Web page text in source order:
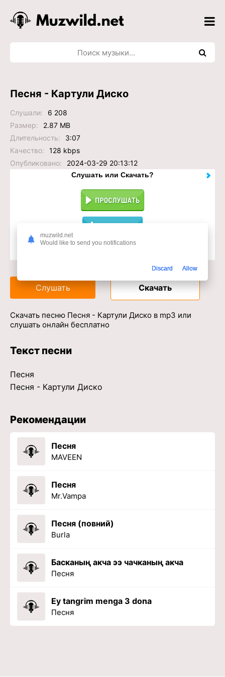
Песня - Картули Диско
Слушали:
6 208
Размер:
2.87 MB
Длительность:
3:07
Качество:
128 kbps
Опубликовано:
2024-03-29 20:13:12
Слушать или Скачать?
Слушать Скачать
Скачать песню Песня - Картули Диско в mp3 или
слушать онлайн бесплатно
Текст песни
Песня
Песня - Картули Диско
Рекомендации
Песня
MAVEEN
Песня
Mr.Vampa
Песня (повний)
Burla
Басканың акча ээ чачканың акча
Песня
Ey tangrim menga 3 dona
Песня
muzwild.net
Would like to send you notifications
Discard Allow